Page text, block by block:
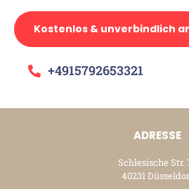
Kostenlos & unverbindlich
+4915792653321
ADRESSE
Schlesische Str.
40231